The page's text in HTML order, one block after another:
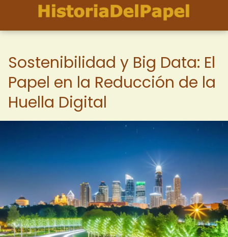
Sostenibilidad y Big Data: El
Papel en la Reducción de la
Huella Digital